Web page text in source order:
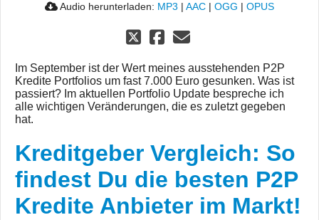
Audio herunterladen: MP3 | AAC | OGG | OPUS
Im September ist der Wert meines ausstehenden P2P
Kredite Portfolios um fast 7.000 Euro gesunken. Was ist
passiert? Im aktuellen Portfolio Update bespreche ich
alle wichtigen Veränderungen, die es zuletzt gegeben
hat.
Kreditgeber Vergleich: So
findest Du die besten P2P
Kredite Anbieter im Markt!